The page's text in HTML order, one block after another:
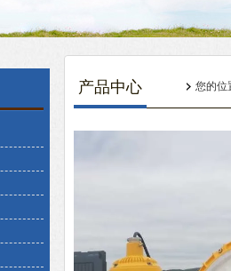
产品中心 您的位